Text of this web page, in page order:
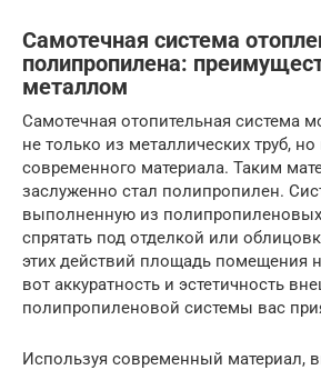
Самотечная система
полипропилена:
металлом
Самотечная отопительная система
не только из металлических труб,
современного материала. Таким
заслуженно стал полипропилен.
выполненную из
спрятать под отделкой или
этих действий площадь помещения
вот аккуратность и эстетичность
полипропиленовой системы вас
Используя современный материал,